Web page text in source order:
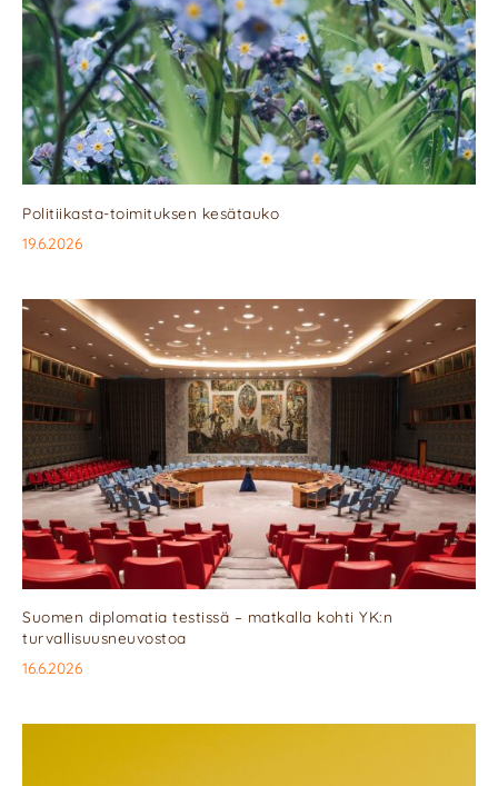
Politiikasta-toimituksen kesätauko
19.6.2026
Suomen diplomatia testissä – matkalla kohti YK:n
turvallisuusneuvostoa
16.6.2026